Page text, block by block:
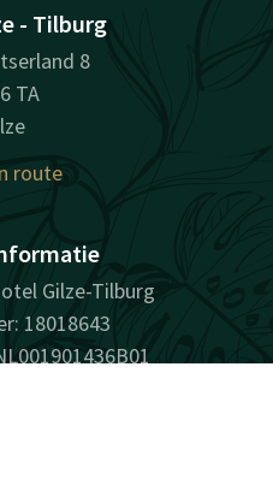
- Tilburg
8
TA
route
Gilze-Tilburg
18018643